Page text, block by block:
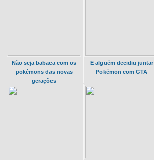
Não seja babaca com os
pokémons das novas
gerações
E alguém decidiu juntar
Pokémon com GTA